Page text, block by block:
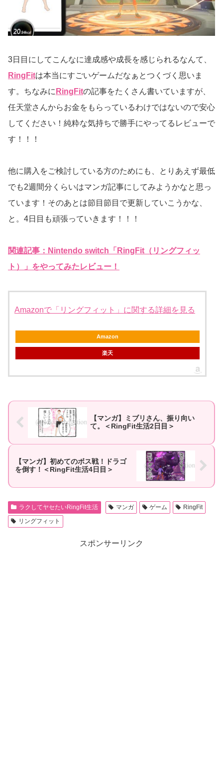
3日目にしてこんなに達成感や成長を感じられるなんて、
RingFitは本当にすごいゲームだなぁとつくづく思いま
す。ちなみに RingFitの記事をたくさん書いていますが、
任天堂さんからお金をもらっているわけではないので安心
してください！純粋な気持ちで勝手にやってるレビューで
す！！！
他に購入をご検討している方のためにも、とりあえず最低
でも2週間分くらいはマンガ記事にしてみようかなと思っ
ています！そのあとは節目節目で更新していこうかな、
と。4日目も頑張っていきます！！！
関連記事：Nintendo switch「RingFit（リングフィッ
ト）」をやってみたレビュー！
Amazonで「リングフィット」に関する詳細を見る
Amazon
楽天
【マンガ】ミブリさん、振り向い
て。＜RingFit生活2日目＞
【マンガ】初めてのボス戦！ドラゴ
を倒す！＜RingFit生活4日目＞
ラクしてヤセたいRingFit生活 マンガ ゲーム
RingFit
リングフィット
スポンサーリンク